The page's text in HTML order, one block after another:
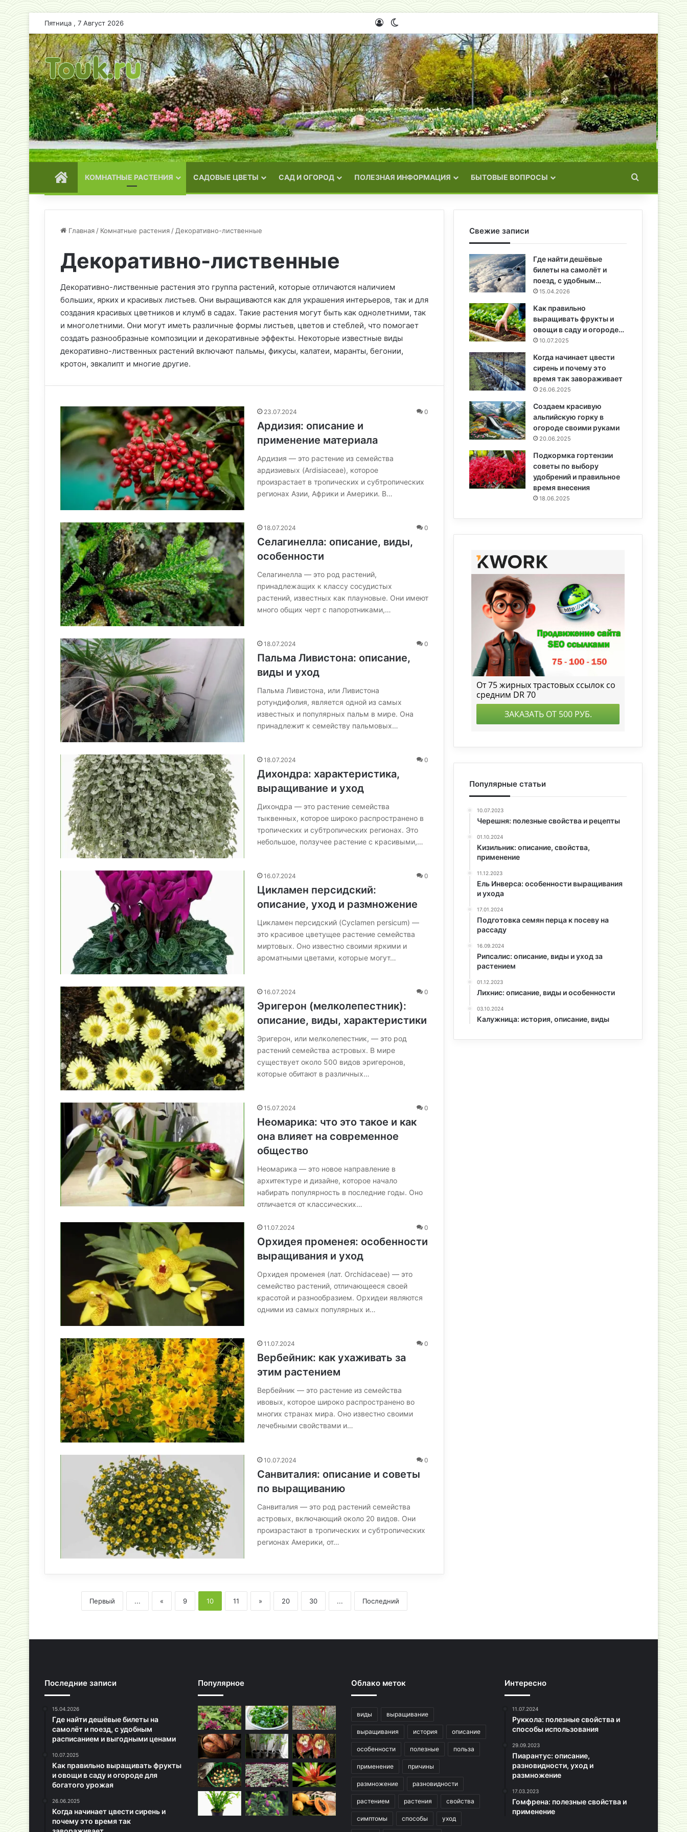
Пятница , 7 Август 2026 Войти
ГЛАВНАЯКОМНАТНЫЕ РАСТЕНИЯ САДОВЫЕ ЦВЕТЫ САД И ОГОРОД ПОЛЕЗНАЯ ИНФОРМАЦИЯ БЫТОВЫЕ ВОПРОСЫ Искать
Главная / Комнатные растения / Декоративно-лиственные
Декоративно-лиственные
Декоративно-лиственные растения это группа растений, которые отличаются наличием
больших, ярких и красивых листьев. Они выращиваются как для украшения интерьеров, так и для
создания красивых цветников и клумб в садах. Такие растения могут быть как однолетними, так
и многолетними. Они могут иметь различные формы листьев, цветов и стеблей, что помогает
создать разнообразные композиции и декоративные эффекты. Некоторые известные виды
декоративно-лиственных растений включают пальмы, фикусы, калатеи, маранты, бегонии,
кротон, эвкалипт и многие другие.
23.07.2024 0
Ардизия: описание и
применение материала
Ардизия — это растение из семейства
ардизиевых (Ardisiaceae), которое
произрастает в тропических и субтропических
регионах Азии, Африки и Америки. В…
18.07.2024 0
Селагинелла: описание, виды,
особенности
Селагинелла — это род растений,
принадлежащих к классу сосудистых
растений, известных как плауновые. Они имеют
много общих черт с папоротниками,…
18.07.2024 0
Пальма Ливистона: описание,
виды и уход
Пальма Ливистона, или Ливистона
ротундифолия, является одной из самых
известных и популярных пальм в мире. Она
принадлежит к семейству пальмовых…
18.07.2024 0
Дихондра: характеристика,
выращивание и уход
Дихондра — это растение семейства
тыквенных, которое широко распространено в
тропических и субтропических регионах. Это
небольшое, ползучее растение с красивыми,…
16.07.2024 0
Цикламен персидский:
описание, уход и размножение
Цикламен персидский (Cyclamen persicum) —
это красивое цветущее растение семейства
миртовых. Оно известно своими яркими и
ароматными цветами, которые могут…
16.07.2024 0
Эригерон (мелколепестник):
описание, виды, характеристики
Эригерон, или мелколепестник, — это род
растений семейства астровых. В мире
существует около 500 видов эригеронов,
которые обитают в различных…
15.07.2024 0
Неомарика: что это такое и как
она влияет на современное
общество
Неомарика — это новое направление в
архитектуре и дизайне, которое начало
набирать популярность в последние годы. Оно
отличается от классических…
11.07.2024 0
Орхидея променея: особенности
выращивания и уход
Орхидея променея (лат. Orchidaceae) — это
семейство растений, отличающееся своей
красотой и разнообразием. Орхидеи являются
одними из самых популярных и…
11.07.2024 0
Вербейник: как ухаживать за
этим растением
Вербейник — это растение из семейства
ивовых, которое широко распространено во
многих странах мира. Оно известно своими
лечебными свойствами и…
10.07.2024 0
Санвиталия: описание и советы
по выращиванию
Санвиталия — это род растений семейства
астровых, включающий около 20 видов. Они
произрастают в тропических и субтропических
регионах Америки, от…
Первый ... « 9 10 11 » 20 30 ... Последний
Свежие записи
Где найти дешёвые
билеты на самолёт и
поезд, с удобным…
15.04.2026
Как правильно
выращивать фрукты и
овощи в саду и огороде…
10.07.2025
Когда начинает цвести
сирень и почему это
время так завораживает
26.06.2025
Создаем красивую
альпийскую горку в
огороде своими руками
20.06.2025
Подкормка гортензии
советы по выбору
удобрений и правильное
время внесения
18.06.2025
Популярные статьи
10.07.2023
Черешня: полезные свойства и рецепты
01.10.2024
Кизильник: описание, свойства,
применение
11.12.2023
Ель Инверса: особенности выращивания
и ухода
17.01.2024
Подготовка семян перца к посеву на
рассаду
16.09.2024
Рипсалис: описание, виды и уход за
растением
01.12.2023
Лихнис: описание, виды и особенности
03.10.2024
Калужница: история, описание, виды
Последние записи
15.04.2026
Где найти дешёвые билеты на
самолёт и поезд, с удобным
расписанием и выгодными ценами
10.07.2025
Как правильно выращивать фрукты
и овощи в саду и огороде для
богатого урожая
26.06.2025
Когда начинает цвести сирень и
почему это время так
Популярное Облако меток
виды выращивание
выращивания история описание
особенности полезные польза
применение причины
размножение разновидности
растением растения свойства
симптомы способы уход
Интересно
11.07.2024
Руккола: полезные свойства и
способы использования
29.09.2023
Пиарантус: описание,
разновидности, уход и
размножение
17.03.2023
Гомфрена: полезные свойства и
применение